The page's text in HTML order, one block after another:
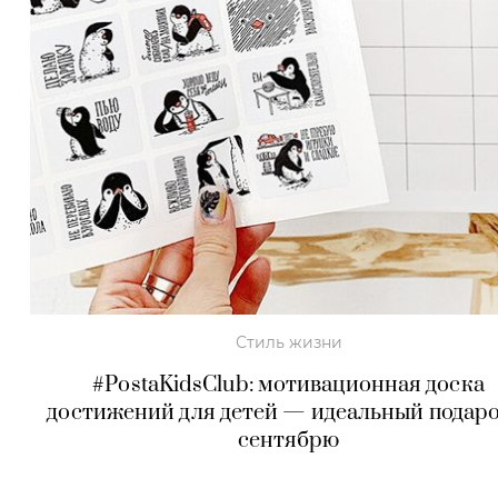
Стиль жизни
#PostaKidsClub: мотивационная доска
достижений для детей — идеальный
сентябрю